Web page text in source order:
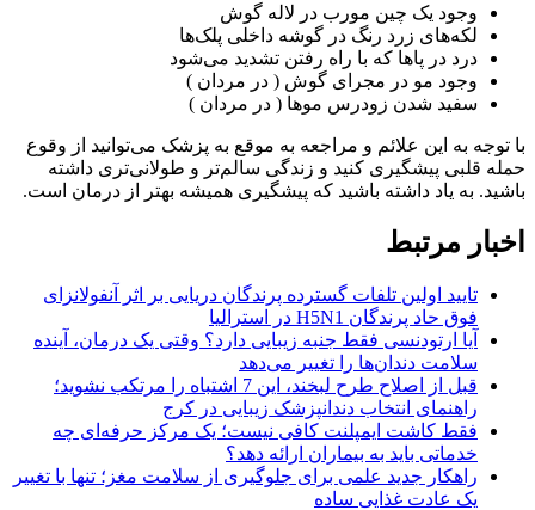
وجود یک چین مورب در لاله گوش
لکه‌های زرد رنگ در گوشه داخلی پلک‌ها
درد در پاها که با راه رفتن تشدید می‌شود
وجود مو در مجرای گوش ( در مردان )
سفید شدن زودرس موها ( در مردان )
با توجه به این علائم و مراجعه به موقع به پزشک می‌توانید از وقوع
حمله قلبی پیشگیری کنید و زندگی سالم‌تر و طولانی‌تری داشته
باشید. به یاد داشته باشید که پیشگیری همیشه بهتر از درمان است.
اخبار مرتبط
تایید اولین تلفات گسترده پرندگان دریایی بر اثر آنفولانزای
فوق حاد پرندگان H5N1 در استرالیا
آیا ارتودنسی فقط جنبه زیبایی دارد؟ وقتی یک درمان، آینده
سلامت دندان‌ها را تغییر می‌دهد
قبل از اصلاح طرح لبخند، این 7 اشتباه را مرتکب نشوید؛
راهنمای انتخاب دندانپزشک زیبایی در کرج
فقط کاشت ایمپلنت کافی نیست؛ یک مرکز حرفه‌ای چه
خدماتی باید به بیماران ارائه دهد؟
راهکار جدید علمی برای جلوگیری از سلامت مغز؛ تنها با تغییر
یک عادت غذایی ساده